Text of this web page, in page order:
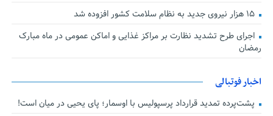
۱۵ هزار نیروی جدید به نظام سلامت کشور افزوده شد
اجرای طرح تشدید نظارت بر مراکز غذایی و اماکن عمومی در ماه مبارک
رمضان
اخبار فوتبالی
پشت‌پرده تمدید قرارداد پرسپولیس با اوسمار؛ پای یحیی در میان است!